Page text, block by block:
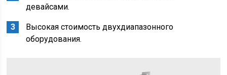
девайсами.
Высокая стоимость двухдиапазонного
оборудования.